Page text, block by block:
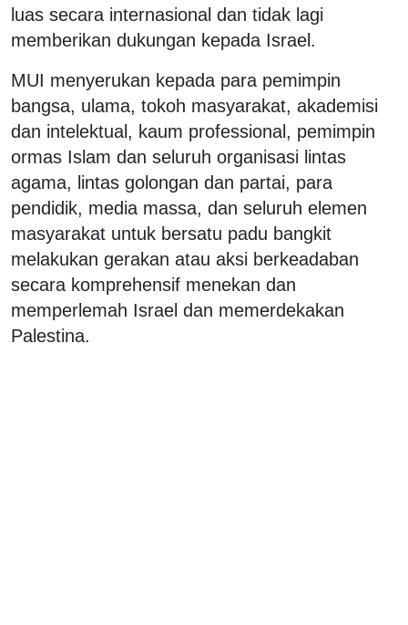
luas secara internasional dan tidak lagi
memberikan dukungan kepada Israel.
MUI menyerukan kepada para pemimpin
bangsa, ulama, tokoh masyarakat, akademisi
dan intelektual, kaum professional, pemimpin
ormas Islam dan seluruh organisasi lintas
agama, lintas golongan dan partai, para
pendidik, media massa, dan seluruh elemen
masyarakat untuk bersatu padu bangkit
melakukan gerakan atau aksi berkeadaban
secara komprehensif menekan dan
memperlemah Israel dan memerdekakan
Palestina.